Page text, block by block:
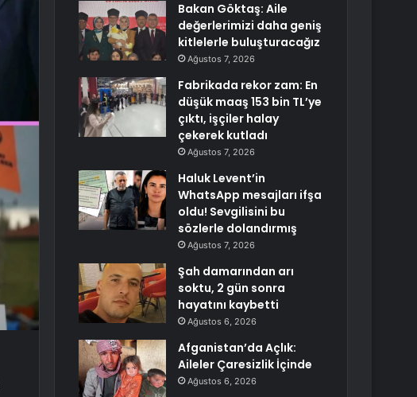
Bakan Göktaş: Aile
değerlerimizi daha geniş
kitlelerle buluşturacağız
Ağustos 7, 2026
Fabrikada rekor zam: En
düşük maaş 153 bin TL’ye
çıktı, işçiler halay
çekerek kutladı
Ağustos 7, 2026
Haluk Levent’in
WhatsApp mesajları ifşa
oldu! Sevgilisini bu
sözlerle dolandırmış
Ağustos 7, 2026
Şah damarından arı
soktu, 2 gün sonra
hayatını kaybetti
Ağustos 6, 2026
Afganistan’da Açlık:
Aileler Çaresizlik İçinde
Ağustos 6, 2026